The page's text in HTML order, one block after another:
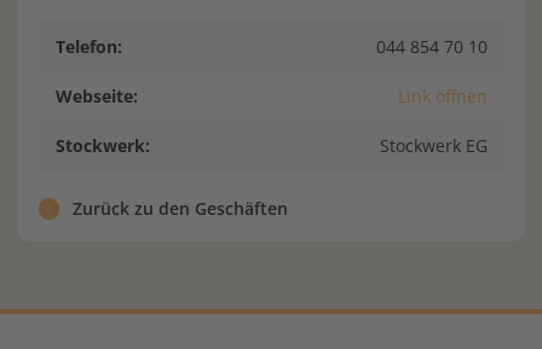
Telefon: 044 854 70 10
Webseite: Link öffnen
Stockwerk: Stockwerk EG
Zurück zu den Geschäften